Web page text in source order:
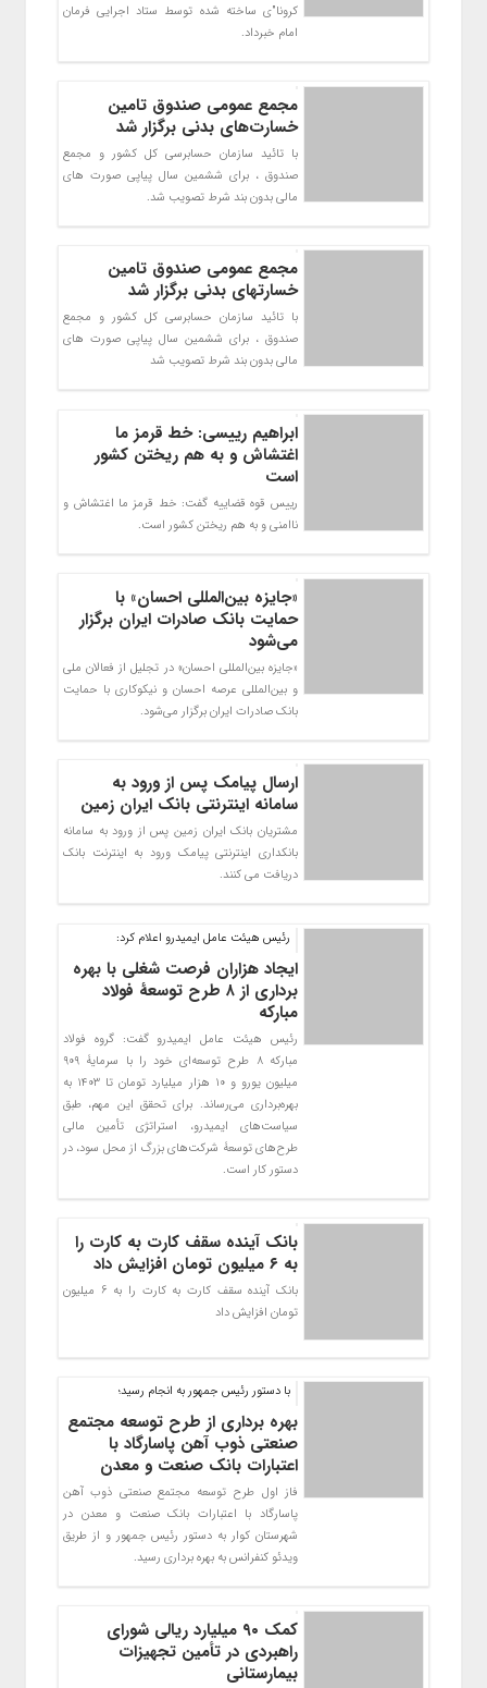
کرونا"ی ساخته شده توسط ستاد اجرایی فرمان
امام خبرداد.
مجمع عمومی صندوق تامین
خسارت‌های بدنی برگزار شد
با تائيد سازمان حسابرسي کل کشور و مجمع
صندوق ، براي ششمين سال پياپي صورت هاي
مالي بدون بند شرط تصويب شد.
مجمع عمومی صندوق تامین
خسارتهای بدنی برگزار شد
با تائيد سازمان حسابرسي کل کشور و مجمع
صندوق ، براي ششمين سال پياپي صورت هاي
مالي بدون بند شرط تصويب شد
ابراهیم رییسی: خط قرمز ما
اغتشاش و به هم ریختن کشور
است
رییس قوه قضاییه گفت: خط قرمز ما اغتشاش و
ناامنی و به هم ریختن کشور است.
​«جایزه بین‌المللی احسان» با
حمایت بانک صادرات ایران برگزار
می‌شود
«جایزه بین‌المللی احسان» در تجلیل از فعالان ملی
و بین‌المللی عرصه احسان و نیکوکاری با حمایت
بانک صادرات ایران برگزار می‌شود.
ارسال پیامک پس از ورود به
سامانه اینترنتی بانک ایران زمین
مشتریان بانک ایران زمین پس از ورود به سامانه
بانکداری اینترنتی پیامک ورود به اینترنت بانک
دریافت می کنند.
رئیس هیئت عامل ایمیدرو اعلام کرد:
ایجاد هزاران فرصت شغلی با بهره
برداری از ۸ طرح توسعۀ فولاد
مبارکه
رئیس هیئت عامل ایمیدرو گفت: گروه فولاد
مبارکه ۸ طرح توسعه‌ای خود را با سرمایۀ ۹۰۹
میلیون یورو و ۱۰ هزار میلیارد تومان تا ۱۴۰۳ به
بهره‌برداری می‌رساند. برای تحقق این مهم، طبق
سیاست‌های ایمیدرو، استراتژی تأمین مالی
طرح‌های توسعۀ شرکت‌های بزرگ از محل سود، در
دستور کار است.
بانک آینده سقف کارت به کارت را
به ۶ میلیون تومان افزایش داد
بانک آینده سقف کارت به کارت را به 6 میلیون
تومان افزایش داد
با دستور رئیس جمهور به انجام رسيد؛
بهره برداری از طرح توسعه مجتمع
صنعتی ذوب آهن پاسارگاد با
اعتبارات بانک صنعت و معدن
فاز اول طرح توسعه مجتمع صنعتی ذوب آهن
پاسارگاد با اعتبارات بانك صنعت و معدن در
شهرستان کوار به دستور رئیس جمهور و از طریق
ویدئو کنفرانس به بهره برداري رسيد.
کمک ۹۰ میلیارد ریالی شورای
راهبردی در تأمین تجهیزات
بیمارستانی